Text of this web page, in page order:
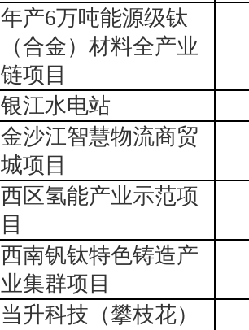
年产6万吨能源级钛
（合金）材料全产业
链项目
银江水电站
金沙江智慧物流商贸
城项目
西区氢能产业示范项
目
西南钒钛特色铸造产
业集群项目
当升科技（攀枝花）